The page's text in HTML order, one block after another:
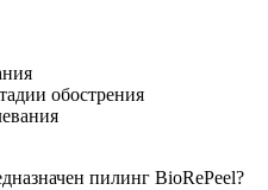
обострения
пилинг BioRePeel?